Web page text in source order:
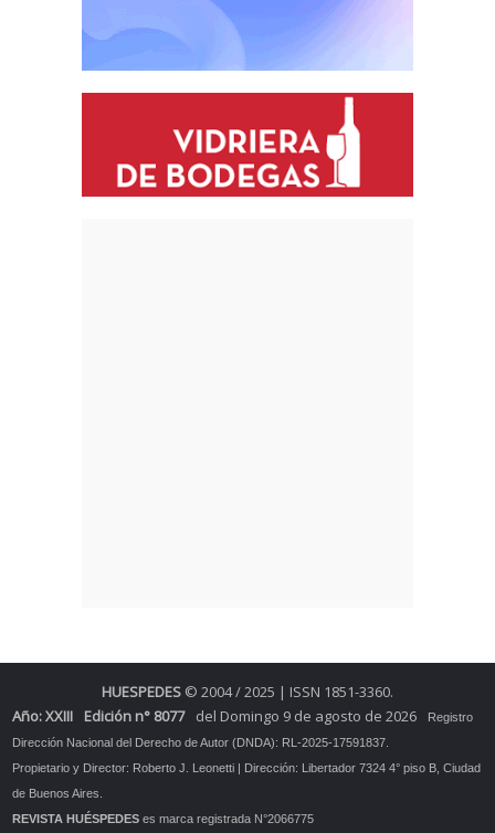
HUESPEDES © 2004 / 2025 | ISSN 1851-3360.
Año: XXIII
Edición n° 8077 del Domingo 9 de agosto de 2026
Registro
Dirección Nacional del Derecho de Autor (DNDA): RL-2025-17591837.
Propietario y Director: Roberto J. Leonetti | Dirección: Libertador 7324 4° piso B, Ciudad
de Buenos Aires.
REVISTA HUÉSPEDES es marca registrada N°2066775